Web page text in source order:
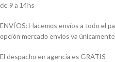
de 9 a 14hs
ENVÍOS: Hacemos envíos a todo el
opción mercado envíos va
El despacho en agencia es GRATIS